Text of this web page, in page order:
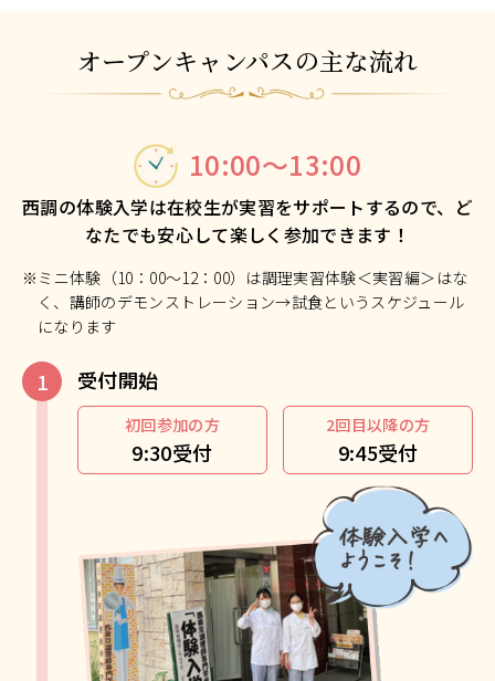
オープンキャンパスの主な流れ
10:00～13:00
西調の体験入学は在校生が実習をサポートするので、ど
なたでも安心して楽しく参加できます！
※ミニ体験（10：00～12：00）は調理実習体験＜実習編＞はな
く、講師のデモンストレーション→試食というスケジュール
になります
受付開始
初回参加の方
9:30受付
2回目以降の方
9:45受付